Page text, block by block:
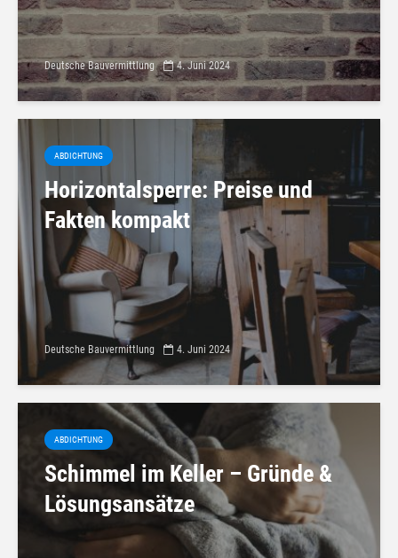
Deutsche Bauvermittlung 4. Juni 2024
ABDICHTUNG
Horizontalsperre: Preise und
Fakten kompakt
Deutsche Bauvermittlung 4. Juni 2024
ABDICHTUNG
Schimmel im Keller – Gründe &
Lösungsansätze